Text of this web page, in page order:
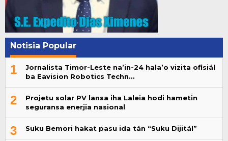
Notisia Popular
1
Jornalista Timor-Leste na’in-24 hala’o vizita ofisiál
ba Eavision Robotics Techn…
2
Projetu solar PV lansa iha Laleia hodi hametin
seguransa enerjia nasional
3 Suku Bemori hakat pasu ida tán “Suku Dijitál”